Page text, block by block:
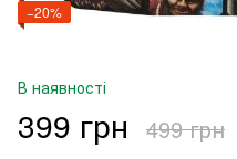
−20%
В наявності
399 грн 499 грн